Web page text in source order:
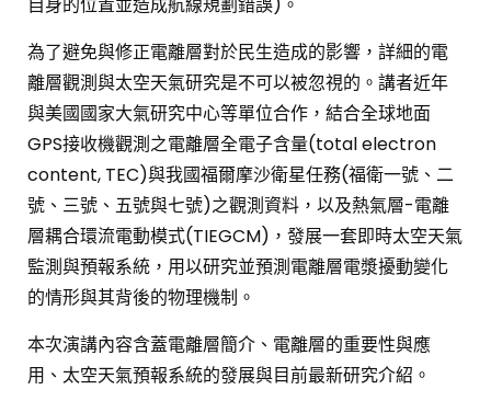
自身的位置並造成航線規劃錯誤)。
為了避免與修正電離層對於民生造成的影響，詳細的電
離層觀測與太空天氣研究是不可以被忽視的。講者近年
與美國國家大氣研究中心等單位合作，結合全球地面
GPS接收機觀測之電離層全電子含量(total electron
content, TEC)與我國福爾摩沙衛星任務(福衛一號、二
號、三號、五號與七號)之觀測資料，以及熱氣層-電離
層耦合環流電動模式(TIEGCM)，發展一套即時太空天氣
監測與預報系統，用以研究並預測電離層電漿擾動變化
的情形與其背後的物理機制。
本次演講內容含蓋電離層簡介、電離層的重要性與應
用、太空天氣預報系統的發展與目前最新研究介紹。